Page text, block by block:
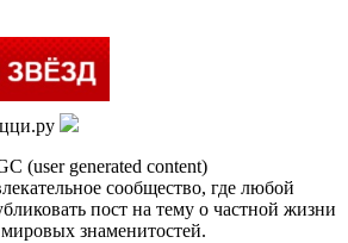
(user generated content)
сообщество, где любой
пост на тему о частной жизни
знаменитостей.